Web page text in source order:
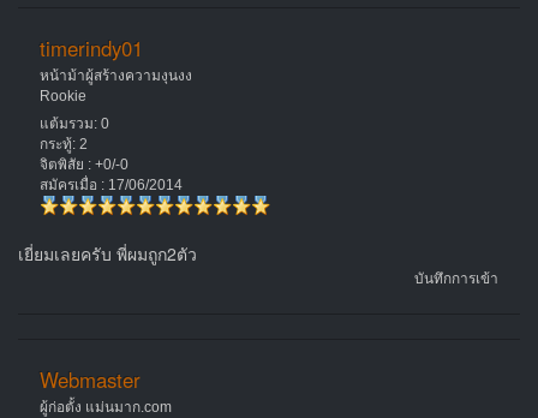
timerindy01
หน้าม้าผู้สร้างความงุนงง
Rookie
แต้มรวม: 0
กระทู้: 2
จิตพิสัย : +0/-0
สมัครเมื่อ : 17/06/2014
เยี่ยมเลยครับ พี่ผมถูก2ตัว
บันทึกการเข้า
Webmaster
ผู้ก่อตั้ง แม่นมาก.com